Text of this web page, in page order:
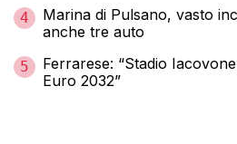
4
Marina di Pulsano, vasto
anche tre auto
5
Ferrarese: “Stadio
Euro 2032”